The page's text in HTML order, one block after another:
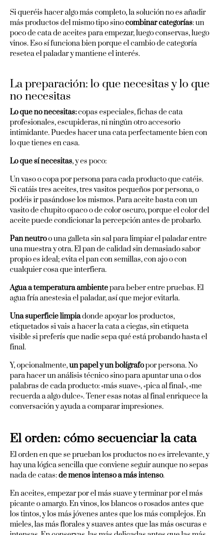
Si queréis hacer algo más completo, la solución no es añadir
más productos del mismo tipo sinocombinar categorías: un
poco de cata de aceites para empezar, luego conservas, luego
vinos. Eso sí funciona bien porque el cambio de categoría
resetea el paladar y mantiene el interés.
La preparación: lo que necesitas y lo que
no necesitas
Lo que no necesitas:copas especiales, fichas de cata
profesionales, escupideras, ni ningún otro accesorio
intimidante. Puedes hacer una cata perfectamente bien con
lo que tienes en casa.
Lo que sí necesitas, y es poco:
Un vaso o copa por persona para cada producto que catéis.
Si catáis tres aceites, tres vasitos pequeños por persona, o
podéis ir pasándose los mismos. Para aceite basta con un
vasito de chupito opaco o de color oscuro, porque el color del
aceite puede condicionar la percepción antes de probarlo.
Pan neutroo una galleta sin sal para limpiar el paladar entre
una muestra y otra. El pan de calidad sin demasiado sabor
propio es ideal; evita el pan con semillas, con ajo o con
cualquier cosa que interfiera.
Agua a temperatura ambientepara beber entre pruebas. El
agua fría anestesia el paladar, así que mejor evitarla.
Una superficie limpiadonde apoyar los productos,
etiquetados si vais a hacer la cata a ciegas, sin etiqueta
visible si preferís que nadie sepa qué está probando hasta el
final.
Y, opcionalmente,un papel y un bolígrafopor persona. No
para hacer un análisis técnico sino para apuntar una o dos
palabras de cada producto: «más suave», «pica al final», «me
recuerda a algo dulce». Tener esas notas al final enriquece la
conversación y ayuda a comparar impresiones.
El orden: cómo secuenciar la cata
El orden en que se prueban los productos no es irrelevante, y
hay una lógica sencilla que conviene seguir aunque no sepas
nada de catas:de menos intenso a más intenso.
En aceites, empezar por el más suave y terminar por el más
picante o amargo. En vinos, los blancos o rosados antes que
los tintos, y los más jóvenes antes que los más complejos. En
mieles, las más florales y suaves antes que las más oscuras e